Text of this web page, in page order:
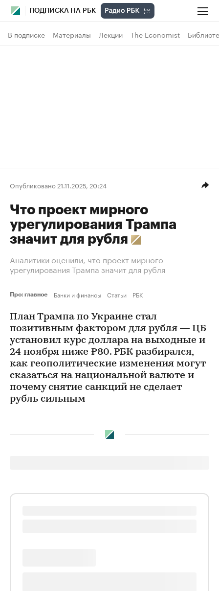
ПОДПИСКА НА РБК
В подписке Материалы Лекции The Economist
Опубликовано 21.11.2025, 20:24
Что проект мирного
урегулирования Трампа
значит для рубля
Аналитики оценили, что проект мирного
урегулирования Трампа значит для рубля
Про: главное Банки и финансы Статьи РБК
План Трампа по Украине стал
позитивным фактором для рубля — ЦБ
установил курс доллара на выходные и
24 ноября ниже ₽80. РБК разбирался,
как геополитические изменения могут
сказаться на национальной валюте и
почему снятие санкций не сделает
рубль сильным